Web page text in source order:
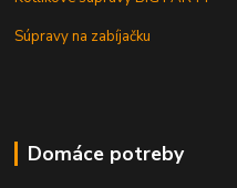
Súpravy na zabíjačku
Domáce potreby